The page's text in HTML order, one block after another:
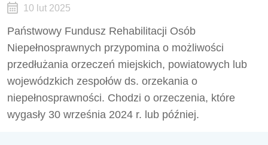
10 lut 2025
Państwowy Fundusz Rehabilitacji Osób
Niepełnosprawnych przypomina o możliwości
przedłużania orzeczeń miejskich, powiatowych lub
wojewódzkich zespołów ds. orzekania o
niepełnosprawności. Chodzi o orzeczenia, które
wygasły 30 września 2024 r. lub później.